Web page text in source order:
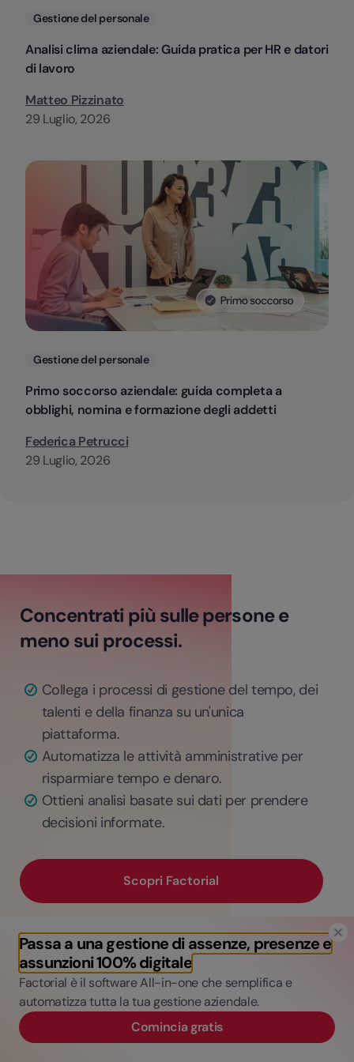
Passa a una gestione di assenze, presenze e
assunzioni 100% digitale
Factorial è il software All-in-one che semplifica e
automatizza tutta la tua gestione aziendale.
Comincia gratis
Categorie
Gestione del personale
Analisi clima aziendale: Guida pratica per HR e datori
di lavoro
Matteo Pizzinato
29 Luglio, 2026
Categorie
Gestione del personale
Primo soccorso aziendale: guida completa a
obblighi, nomina e formazione degli addetti
Federica Petrucci
29 Luglio, 2026
Concentrati più sulle persone e
meno sui processi.
Collega i processi di gestione del tempo, dei
talenti e della finanza su un'unica
piattaforma.
Automatizza le attività amministrative per
risparmiare tempo e denaro.
Ottieni analisi basate sui dati per prendere
decisioni informate.
Scopri Factorial